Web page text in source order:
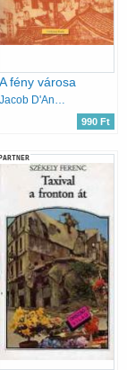
A fény városa
Jacob D'Ancona
990 Ft
PARTNER